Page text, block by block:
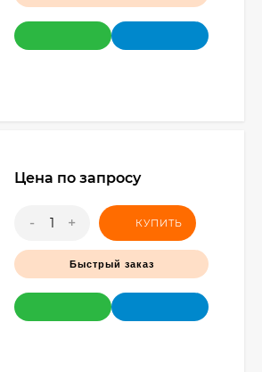
Цена по запросу
- + КУПИТЬ
Быстрый заказ